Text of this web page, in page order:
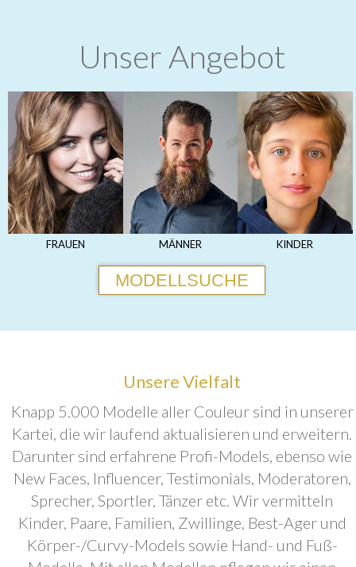
Unser Angebot
FRAUEN MÄNNER KINDER
MODELLSUCHE
Unsere Vielfalt
Knapp 5.000 Modelle aller Couleur sind in unserer
Kartei, die wir laufend aktualisieren und erweitern.
Darunter sind erfahrene Profi-Models, ebenso wie
New Faces, Influencer, Testimonials, Moderatoren,
Sprecher, Sportler, Tänzer etc. Wir vermitteln
Kinder, Paare, Familien, Zwillinge, Best-Ager und
Körper-/Curvy-Models sowie Hand- und Fuß-